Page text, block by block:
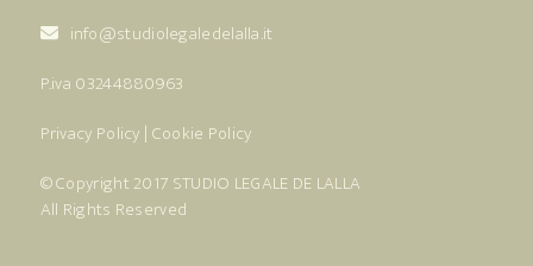
info@studiolegaledelalla.it
P.iva 03244880963
Privacy Policy | Cookie Policy
© Copyright 2017 STUDIO LEGALE DE LALLA
All Rights Reserved